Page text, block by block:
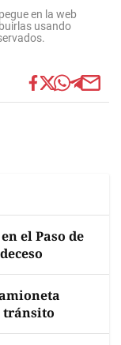
en la web
usando
el Paso de
tránsito